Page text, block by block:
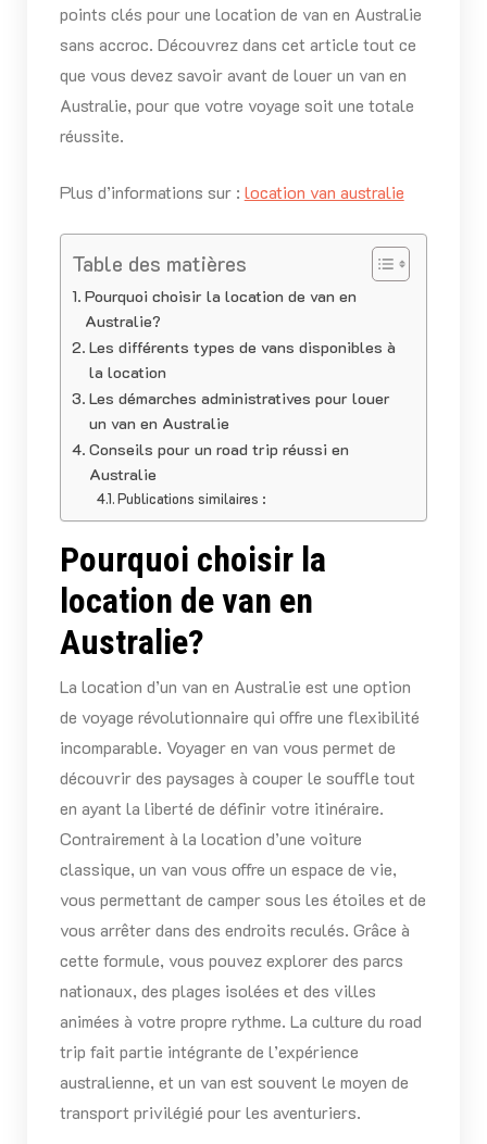
points clés pour une location de van en Australie
sans accroc. Découvrez dans cet article tout ce
que vous devez savoir avant de louer un van en
Australie, pour que votre voyage soit une totale
réussite.
Plus d’informations sur : location van australie
Table des matières
Pourquoi choisir la location de van en
Australie?
Les différents types de vans disponibles à
la location
Les démarches administratives pour louer
un van en Australie
Conseils pour un road trip réussi en
Australie
Publications similaires :
Pourquoi choisir la
location de van en
Australie?
La location d’un van en Australie est une option
de voyage révolutionnaire qui offre une flexibilité
incomparable. Voyager en van vous permet de
découvrir des paysages à couper le souffle tout
en ayant la liberté de définir votre itinéraire.
Contrairement à la location d’une voiture
classique, un van vous offre un espace de vie,
vous permettant de camper sous les étoiles et de
vous arrêter dans des endroits reculés. Grâce à
cette formule, vous pouvez explorer des parcs
nationaux, des plages isolées et des villes
animées à votre propre rythme. La culture du road
trip fait partie intégrante de l’expérience
australienne, et un van est souvent le moyen de
transport privilégié pour les aventuriers.